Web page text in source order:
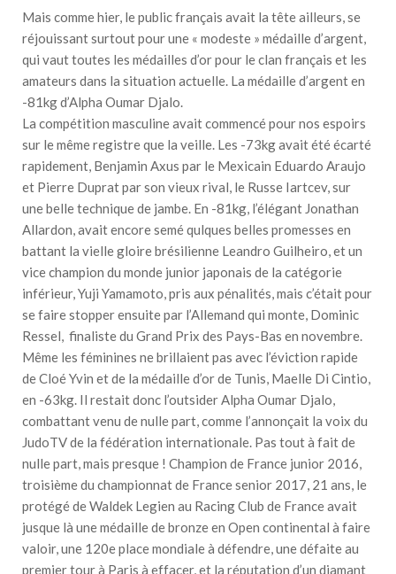
Mais comme hier, le public français avait la tête ailleurs, se
réjouissant surtout pour une « modeste » médaille d’argent,
qui vaut toutes les médailles d’or pour le clan français et les
amateurs dans la situation actuelle. La médaille d’argent en
-81kg d’Alpha Oumar Djalo.
La compétition masculine avait commencé pour nos espoirs
sur le même registre que la veille. Les -73kg avait été écarté
rapidement, Benjamin Axus par le Mexicain Eduardo Araujo
et Pierre Duprat par son vieux rival, le Russe Iartcev, sur
une belle technique de jambe. En -81kg, l’élégant Jonathan
Allardon, avait encore semé qulques belles promesses en
battant la vielle gloire brésilienne Leandro Guilheiro, et un
vice champion du monde junior japonais de la catégorie
inférieur, Yuji Yamamoto, pris aux pénalités, mais c’était pour
se faire stopper ensuite par l’Allemand qui monte, Dominic
Ressel, finaliste du Grand Prix des Pays-Bas en novembre.
Même les féminines ne brillaient pas avec l’éviction rapide
de Cloé Yvin et de la médaille d’or de Tunis, Maelle Di Cintio,
en -63kg. Il restait donc l’outsider Alpha Oumar Djalo,
combattant venu de nulle part, comme l’annonçait la voix du
JudoTV de la fédération internationale. Pas tout à fait de
nulle part, mais presque ! Champion de France junior 2016,
troisième du championnat de France senior 2017, 21 ans, le
protégé de Waldek Legien au Racing Club de France avait
jusque là une médaille de bronze en Open continental à faire
valoir, une 120e place mondiale à défendre, une défaite au
premier tour à Paris à effacer, et la réputation d’un diamant